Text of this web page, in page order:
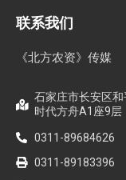
联系我们
《北方农资》传媒
石家庄市长安区
时代方舟A1座9层
0311-89684626
0311-89183396